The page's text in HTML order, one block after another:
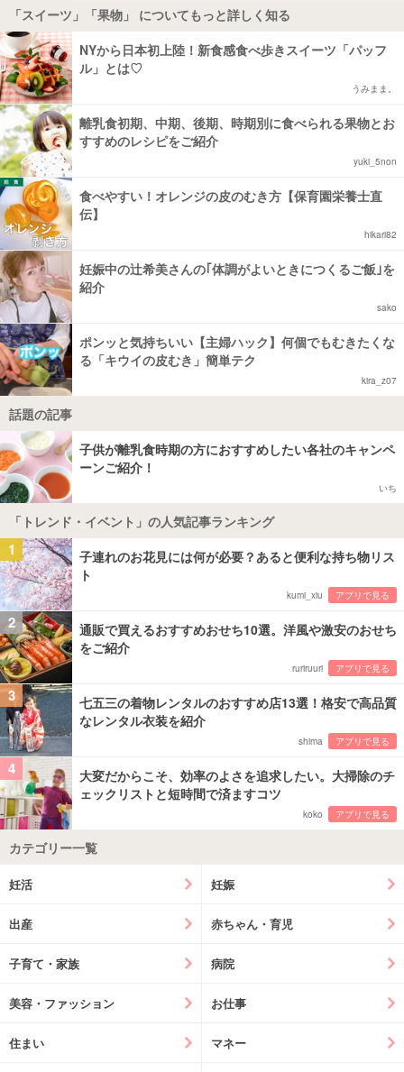
「スイーツ」「果物」 についてもっと詳しく知る
NYから日本初上陸！新食感食べ歩きスイーツ「パッフ
ル」とは♡
うみまま。
離乳食初期、中期、後期、時期別に食べられる果物とお
すすめのレシピをご紹介
yuki_5non
食べやすい！オレンジの皮のむき方【保育園栄養士直
伝】
hikari82
妊娠中の辻希美さんの｢体調がよいときにつくるご飯｣を
紹介
sako
ポンッと気持ちいい【主婦ハック】何個でもむきたくな
る「キウイの皮むき」簡単テク
kira_z07
話題の記事
子供が離乳食時期の方におすすめしたい各社のキャンペ
ーンご紹介！
いち
「トレンド・イベント」の人気記事ランキング
1
子連れのお花見には何が必要？あると便利な持ち物リス
ト
kumi_xiu アプリで見る
2
通販で買えるおすすめおせち10選。洋風や激安のおせち
をご紹介
ruriruuri アプリで見る
3
七五三の着物レンタルのおすすめ店13選！格安で高品質
なレンタル衣装を紹介
shima アプリで見る
4
大変だからこそ、効率のよさを追求したい。大掃除のチ
ェックリストと短時間で済ますコツ
koko アプリで見る
カテゴリー一覧
妊活 妊娠
出産 赤ちゃん・育児
子育て・家族 病院
美容・ファッション お仕事
住まい マネー